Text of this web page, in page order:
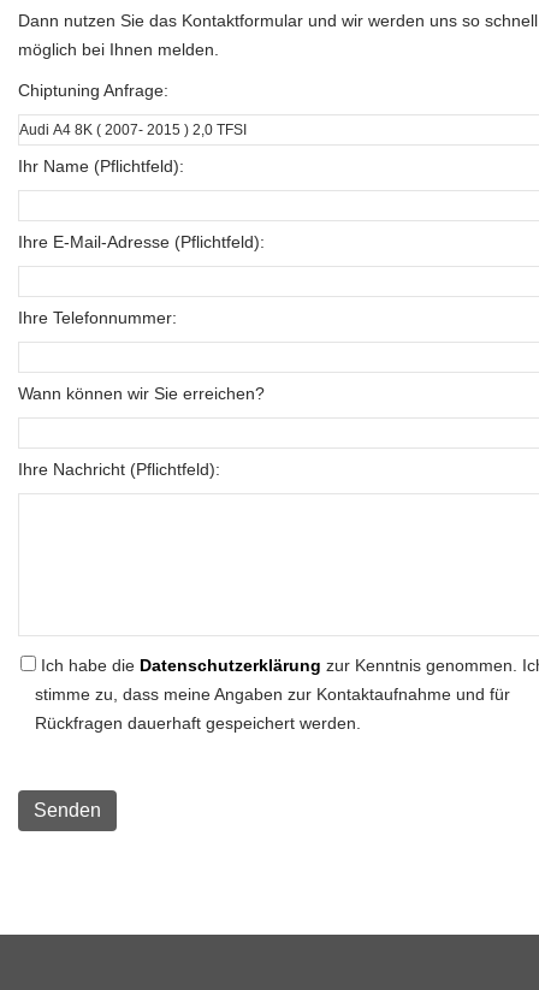
Dann nutzen Sie das Kontaktformular und wir werden uns so
möglich bei Ihnen melden.
Chiptuning Anfrage:
Ihr Name (Pflichtfeld):
Ihre E-Mail-Adresse (Pflichtfeld):
Ihre Telefonnummer:
Wann können wir Sie erreichen?
Ihre Nachricht (Pflichtfeld):
Ich habe die Datenschutzerklärung zur Kenntnis genommen.
stimme zu, dass meine Angaben zur Kontaktaufnahme und für
Rückfragen dauerhaft gespeichert werden.